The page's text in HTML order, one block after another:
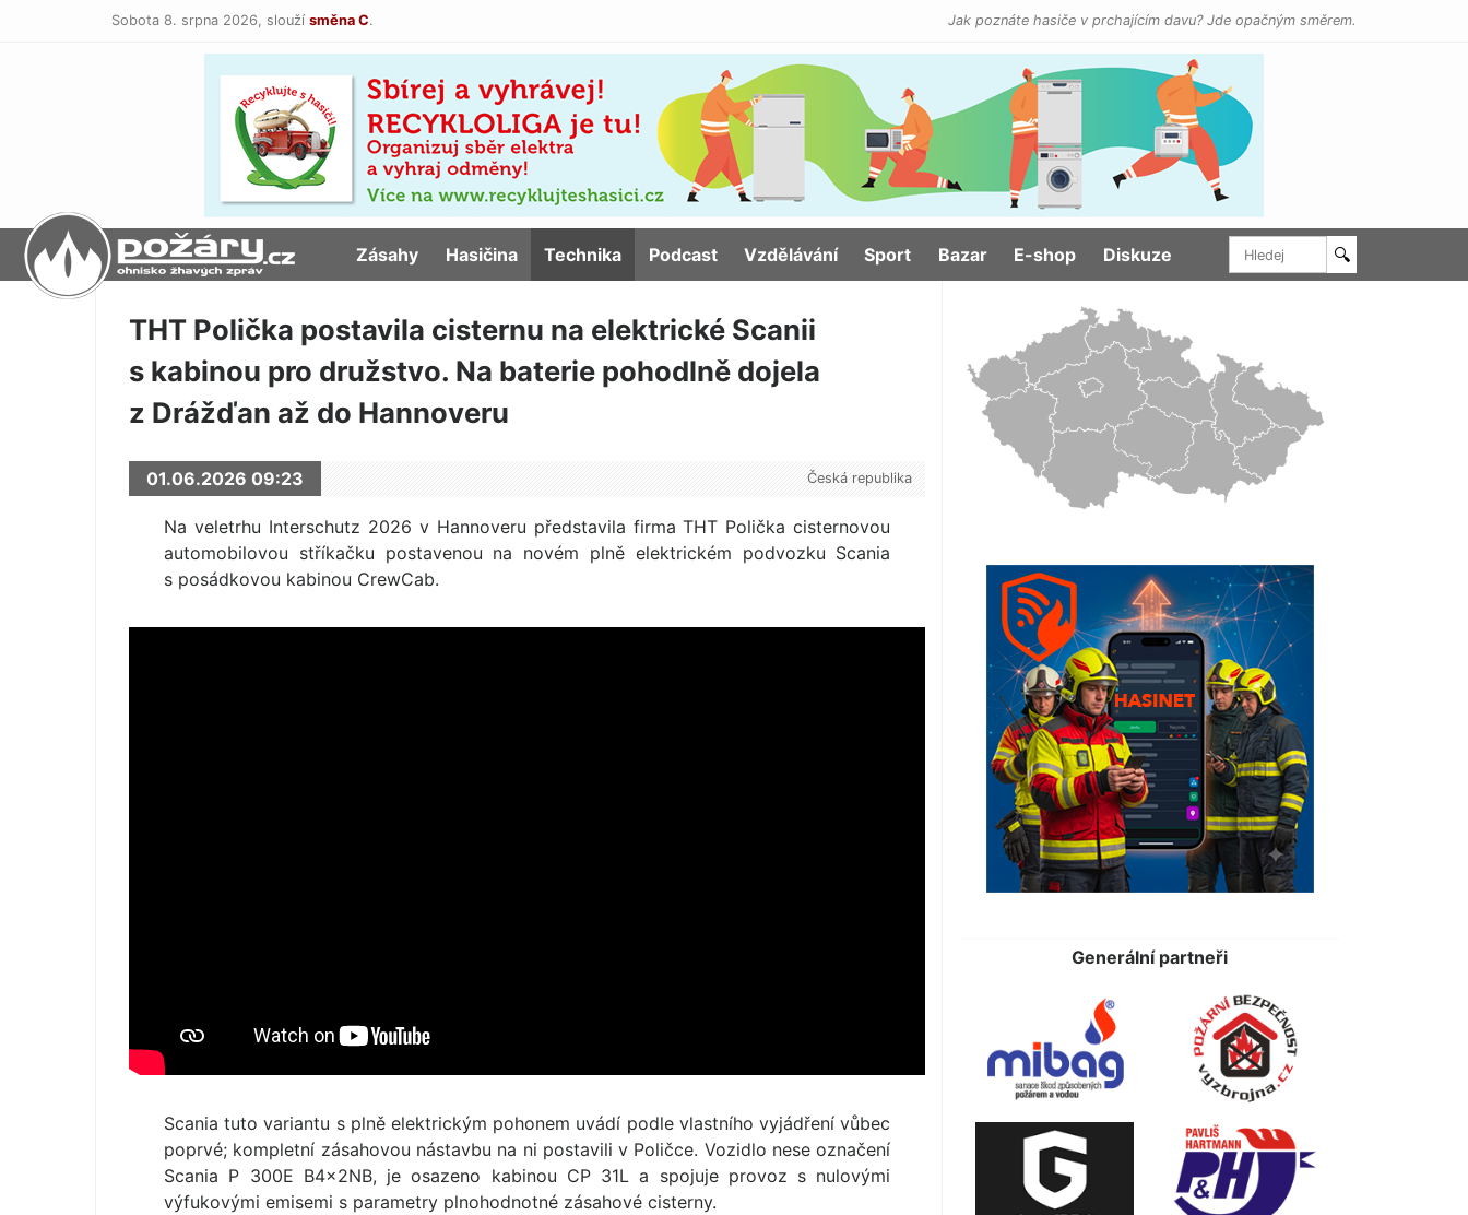
Sobota 8. srpna 2026, slouží směna C. Jak poznáte hasiče v prchajícím davu? Jde opačným směrem.
POŽÁRY.cz Zásahy Hasičina Technika Podcast Vzdělávání Sport Bazar E-shop Diskuze 🔍
THT Polička postavila cisternu na elektrické Scanii
s kabinou pro družstvo. Na baterie pohodlně dojela
z Drážďan až do Hannoveru
01.06.2026 09:23 Česká republika
Na veletrhu Interschutz 2026 v Hannoveru představila firma THT Polička cisternovou
automobilovou stříkačku postavenou na novém plně elektrickém podvozku Scania
s posádkovou kabinou CrewCab.
Scania tuto variantu s plně elektrickým pohonem uvádí podle vlastního vyjádření vůbec
poprvé; kompletní zásahovou nástavbu na ni postavili v Poličce. Vozidlo nese označení
Scania P 300E B4×2NB, je osazeno kabinou CP 31L a spojuje provoz s nulovými
výfukovými emisemi s parametry plnohodnotné zásahové cisterny.
Generální partneři